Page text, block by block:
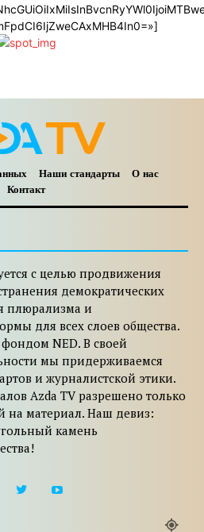
Наши стандарты
О нас
Контакт
с целью продвижения
демократических
плюрализма и
для всех слоев общества.
NED. В своей
мы придерживаемся
и журналистской этики.
Azda TV разрешено только
на материал. Наш девиз:
камень